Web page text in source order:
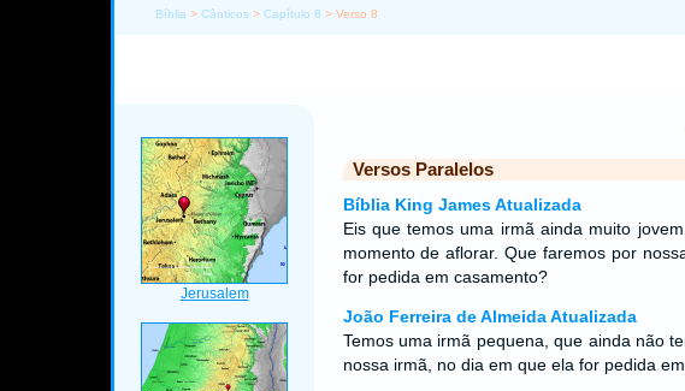
Bíblia >Cânticos >Capítulo 8 > Verso 8
Versos Paralelos
Bíblia King James Atualizada
Eis que temos uma irmã ainda muito
momento de aflorar. Que faremos por
for pedida em casamento?
João Ferreira de Almeida Atualizada
Temos uma irmã pequena, que ainda não
nossa irmã, no dia em que ela for pedida